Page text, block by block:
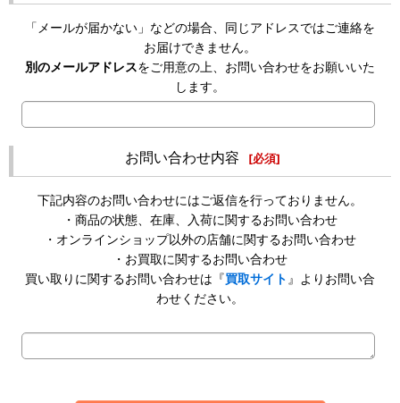
「メールが届かない」などの場合、同じアドレスではご連絡を
お届けできません。
別のメールアドレスをご用意の上、お問い合わせをお願いいた
します。
お問い合わせ内容 [必須]
下記内容のお問い合わせにはご返信を行っておりません。
・商品の状態、在庫、入荷に関するお問い合わせ
・オンラインショップ以外の店舗に関するお問い合わせ
・お買取に関するお問い合わせ
買い取りに関するお問い合わせは『買取サイト 』よりお問い合
わせください。